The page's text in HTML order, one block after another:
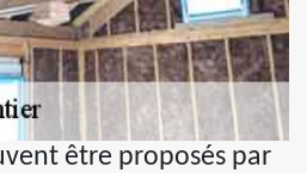
être proposés par